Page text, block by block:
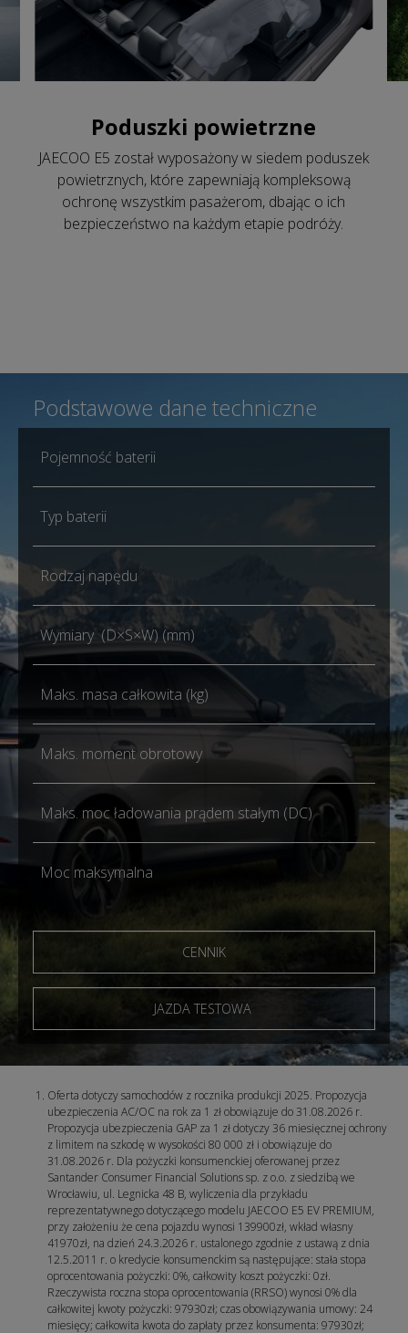
Poduszki powietrzne
JAECOO E5 został wyposażony w siedem poduszek
powietrznych, które zapewniają kompleksową
ochronę wszystkim pasażerom, dbając o ich
bezpieczeństwo na każdym etapie podróży.
Podstawowe dane techniczne
Pojemność baterii
Typ baterii
Rodzaj napędu
Wymiary (D×S×W) (mm)
Maks. masa całkowita (kg)
Maks. moment obrotowy
Maks. moc ładowania prądem stałym (DC)
Moc maksymalna
CENNIK
JAZDA TESTOWA
Oferta dotyczy samochodów z rocznika produkcji 2025. Propozycja
ubezpieczenia AC/OC na rok za 1 zł obowiązuje do 31.08.2026 r.
Propozycja ubezpieczenia GAP za 1 zł dotyczy 36 miesięcznej ochrony
z limitem na szkodę w wysokości 80 000 zł i obowiązuje do
31.08.2026 r. Dla pożyczki konsumenckiej oferowanej przez
Santander Consumer Financial Solutions sp. z o.o. z siedzibą we
Wrocławiu, ul. Legnicka 48 B, wyliczenia dla przykładu
reprezentatywnego dotyczącego modelu JAECOO E5 EV PREMIUM,
przy założeniu że cena pojazdu wynosi 139900zł, wkład własny
41970zł, na dzień 24.3.2026 r. ustalonego zgodnie z ustawą z dnia
12.5.2011 r. o kredycie konsumenckim są następujące: stała stopa
oprocentowania pożyczki: 0%, całkowity koszt pożyczki: 0zł.
Rzeczywista roczna stopa oprocentowania (RRSO) wynosi 0% dla
całkowitej kwoty pożyczki: 97930zł; czas obowiązywania umowy: 24
miesięcy; całkowita kwota do zapłaty przez konsumenta: 97930zł;